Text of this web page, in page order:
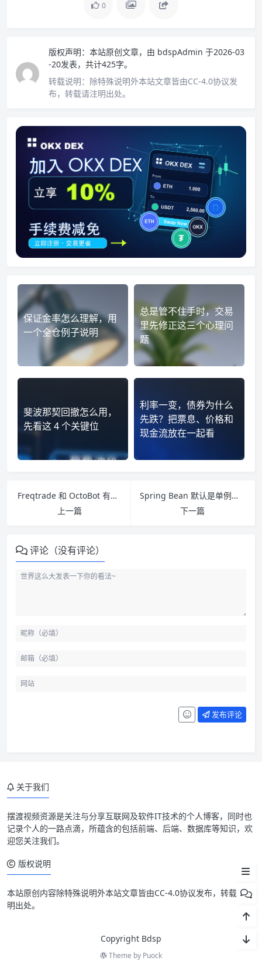
0
版权声明： 本站原创文章，由 bdspAdmin 于2026-03
-20发表，共计425字。
转载说明： 除特殊说明外本站文章皆由CC-4.0协议发
布，转载请注明出处。
保证金率怎么理解，用
一个全仓例子说明
总是管不住手时，交易
里先修正这三个心理问
题
斐波那契回撤怎么用，
先看这 4 个关键位
利率一变，债券为什么
先跌？把票息、价格和
现金流放在一起看
Freqtrade 和 OctoBot 有什么区别：先看策略自由度
上一篇
Spring Bean 默认是单例还是多例
下一篇
评论（没有评论）
发布评论
第四类抓结构性差价
关于我们
摆渡视频资源是关注与分享互联网及软件IT技术的个人博客，同时也
记录个人的一路点滴，所蕴含的包括前端、后端、数据库等知识，欢
迎您关注我们。
版权说明
本站原创内容除特殊说明外本站文章皆由CC-4.0协议发布，转载请注
明出处。
Copyright Bdsp
Theme by Puock